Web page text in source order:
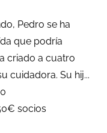
Pedro se ha
que podría
criado a cuatro
cuidadora. Su hij...
socios